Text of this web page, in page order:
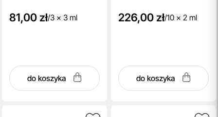
81,00 zł/3 x 3 ml
do koszyka
226,00 zł/10 x 2 ml
do koszyka